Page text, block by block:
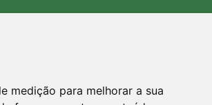
medição para melhorar a sua
plantamos uma árvore! Leia mais